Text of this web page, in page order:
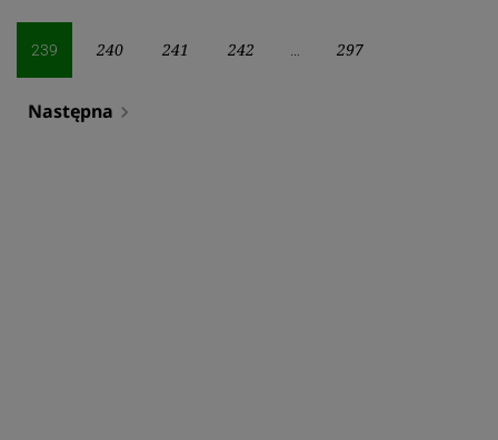
wpisów
239 240 241 242 297
Następna navigate_next